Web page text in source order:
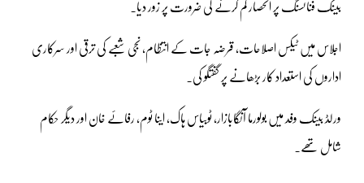
بینک فنانسنگ پر انحصار کم کرنے کی ضرورت پر زور دیا۔
اجلاس میں ٹیکس اصلاحات، قرضہ جات کے انتظام، نجی شعبے کی ترقی اور سرکاری
اداروں کی استعداد کار بڑھانے پر گفتگو کی۔
ورلڈ بینک وفد میں بولورما آنگابازار، ٹوبیاس ہاک، اینا ٹوم، رفائے خان اور دیگر حکام
شامل تھے۔